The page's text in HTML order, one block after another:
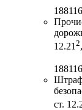
12.212
Штраф
ст.